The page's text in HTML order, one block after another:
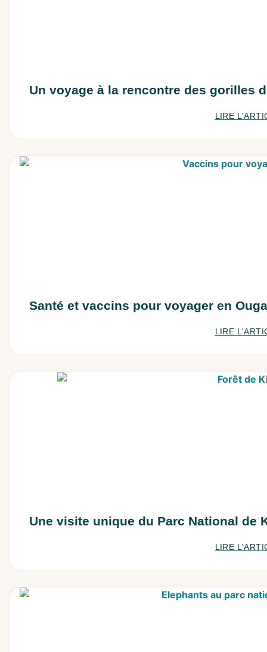
Un voyage à la rencontre des gorilles
LIRE
Santé et vaccins pour voyager en
LIRE
Une visite unique du Parc National de
LIRE